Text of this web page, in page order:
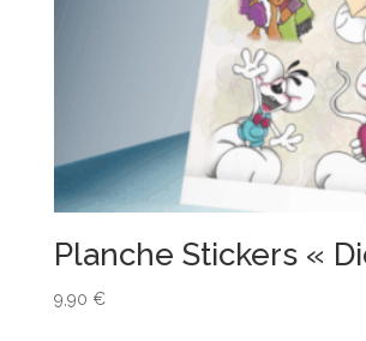
Planche Stickers «
9,90 €